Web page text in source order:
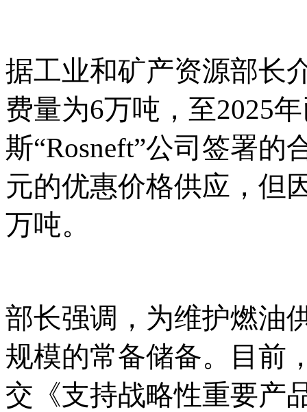
据工业和矿产资源部长
费量为6万吨，至2025
斯“Rosneft”公司签署的
元的优惠价格供应，但
万吨。
部长强调，为维护燃油
规模的常备储备。目前
交《支持战略性重要产